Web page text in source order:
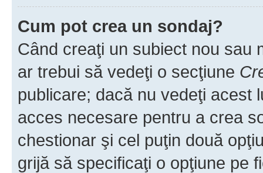
Cum pot crea un sondaj?
Când creaţi un subiect nou sau
ar trebui să vedeţi o secţiune
publicare; dacă nu vedeţi acest
acces necesare pentru a crea
chestionar şi cel puţin două
grijă să specificaţi o opţiune pe